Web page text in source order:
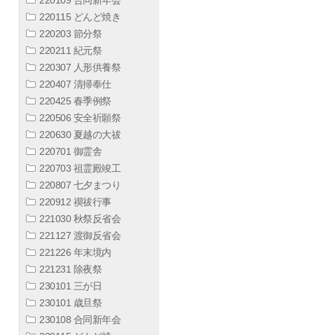
220115 どんど焼き
220203 節分祭
220211 紀元祭
220307 人形供養祭
220407 清掃奉仕
220425 春季例祭
220506 安全祈願祭
220630 夏越の大祓
220701 御霊舎
220703 祖霊殿竣工
220807 七夕まつり
220912 禊祓行事
221030 秋祭反省会
221127 渡御反省会
221226 年末境内
221231 除夜祭
230101 三が日
230101 歳旦祭
230108 合同新年会